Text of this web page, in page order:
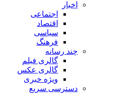
اخبار
اجتماعی
اقتصاد
سیاسی
فرهنگ
چند رسانه
گالری فیلم
گالری عکس
ویژه خبری
دسترسی سریع